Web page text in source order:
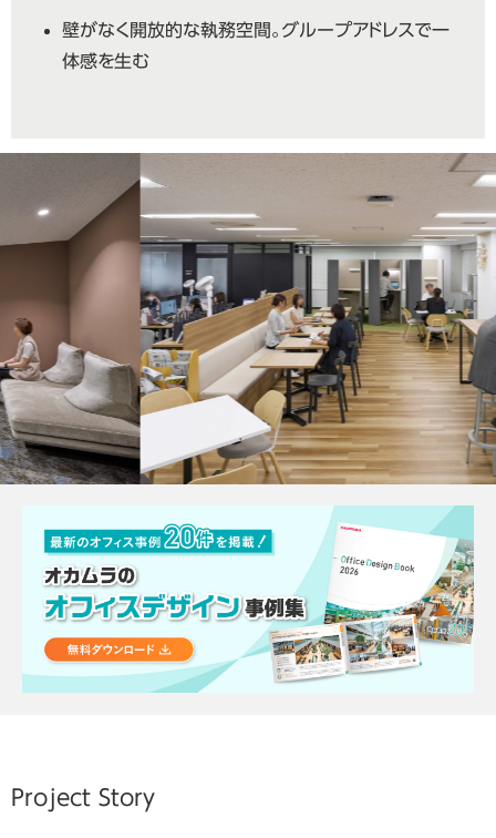
壁がなく開放的な執務空間。グループアドレスで一
体感を生む
Project Story